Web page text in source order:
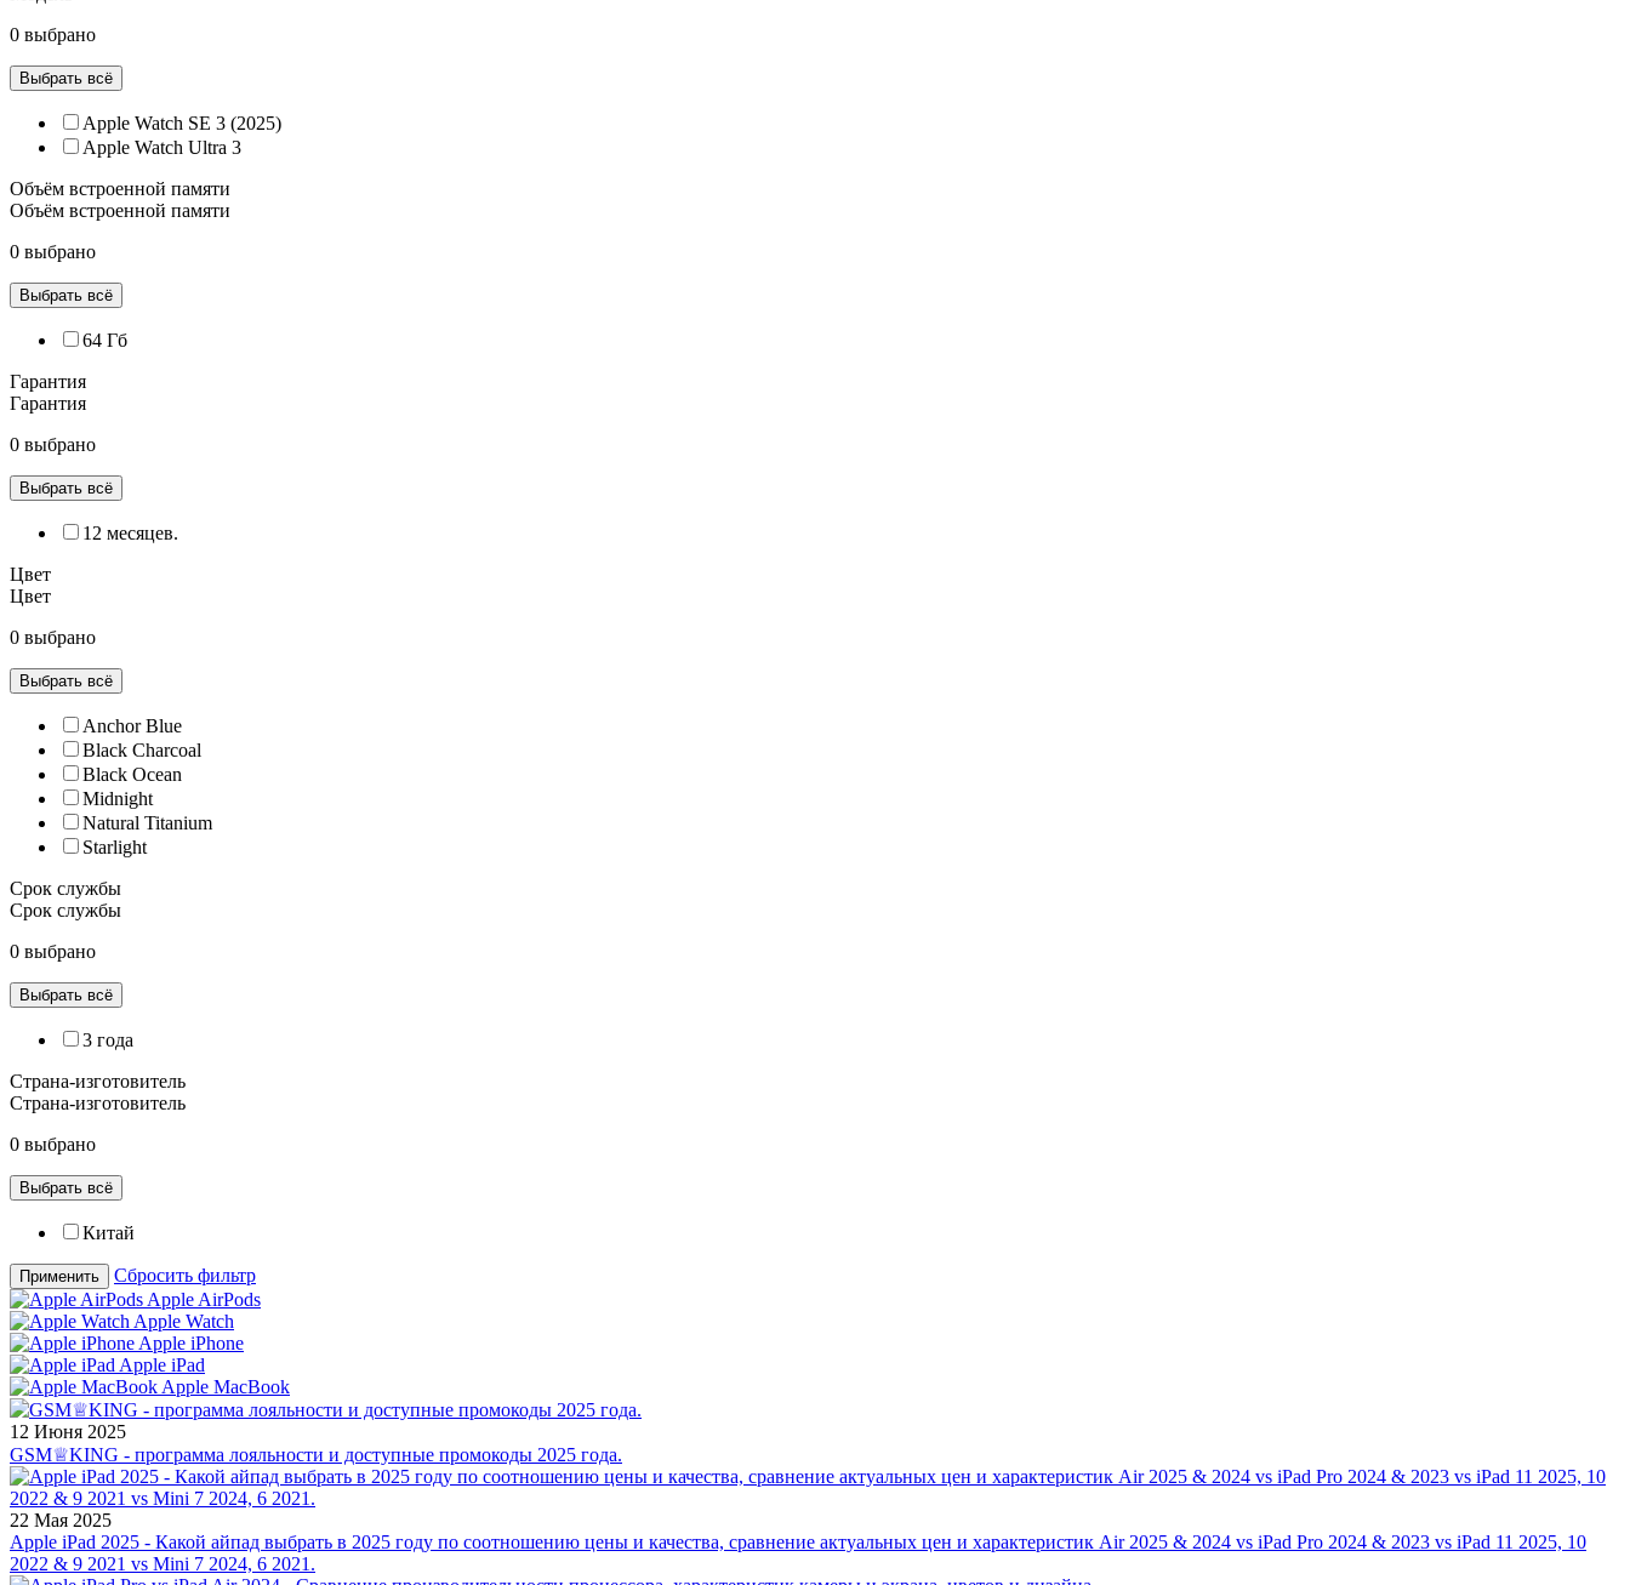
0 выбрано
Выбрать всё
Apple Watch SE 3 (2025)
Apple Watch Ultra 3
Объём встроенной памяти
Объём встроенной памяти
0 выбрано
Выбрать всё
64 Гб
Гарантия
Гарантия
0 выбрано
Выбрать всё
12 месяцев.
Цвет
Цвет
0 выбрано
Выбрать всё
Anchor Blue
Black Charcoal
Black Ocean
Midnight
Natural Titanium
Starlight
Срок службы
Срок службы
0 выбрано
Выбрать всё
3 года
Страна-изготовитель
Страна-изготовитель
0 выбрано
Выбрать всё
Китай
Применить
Сбросить фильтр
Apple AirPods
Apple Watch
Apple iPhone
Apple iPad
Apple MacBook
12 Июня 2025
GSM♕KING - программа лояльности и доступные промокоды 2025 года.
22 Мая 2025
Apple iPad 2025 - Какой айпад выбрать в 2025 году по соотношению цены и качества, сравнение актуальных цен и характеристик Air 2025 & 2024 vs iPad Pro 2024 & 2023 vs iPad 11 2025, 10
2022 & 9 2021 vs Mini 7 2024, 6 2021.